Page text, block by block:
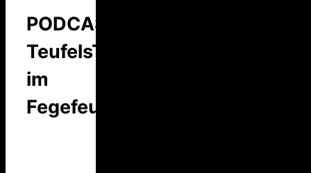
PODCAST:
TeufelsTalk
im
Fegefeuer